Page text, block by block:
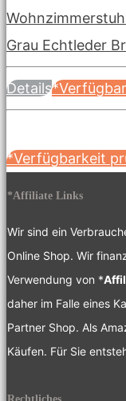
Grau Echtleder
Details
*Verfügbarkeit
*Affiliate Links
Wir sind ein
Online Shop. Wir
Verwendung von *
daher im Falle eines
Partner Shop. Als
Käufen. Für Sie